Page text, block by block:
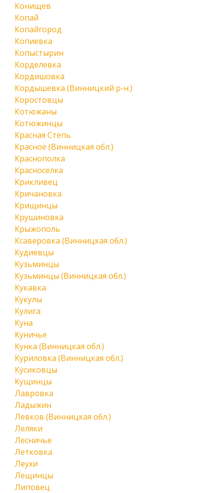
Конищев
Копай
Копайгород
Копиевка
Копыстырин
Корделевка
Кордишовка
Кордышевка (Винницкий р-н.)
Коростовцы
Котюжаны
Котюжинцы
Красная Степь
Красное (Винницкая обл.)
Краснополка
Красноселка
Крикливец
Кричановка
Крищинцы
Крушиновка
Крыжополь
Ксаверовка (Винницкая обл.)
Кудиевцы
Кузьминцы
Кузьминцы (Винницкая обл.)
Кукавка
Кукулы
Кулига
Куна
Куничье
Кунка (Винницкая обл.)
Куриловка (Винницкая обл.)
Кусиковцы
Кущинцы
Лавровка
Ладыжин
Левков (Винницкая обл.)
Леляки
Лесничье
Летковка
Леухи
Лещинцы
Липовец